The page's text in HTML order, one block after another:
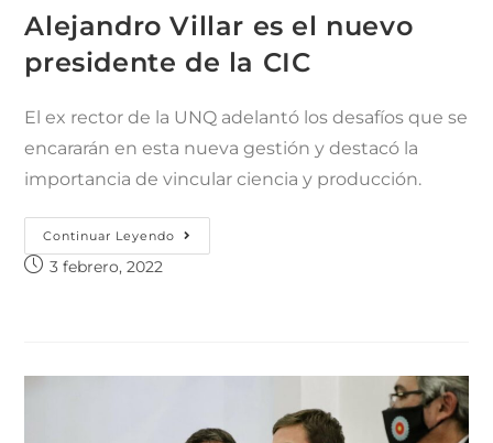
Alejandro Villar es el nuevo
presidente de la CIC
El ex rector de la UNQ adelantó los desafíos que se
encararán en esta nueva gestión y destacó la
importancia de vincular ciencia y producción.
Continuar Leyendo
3 febrero, 2022